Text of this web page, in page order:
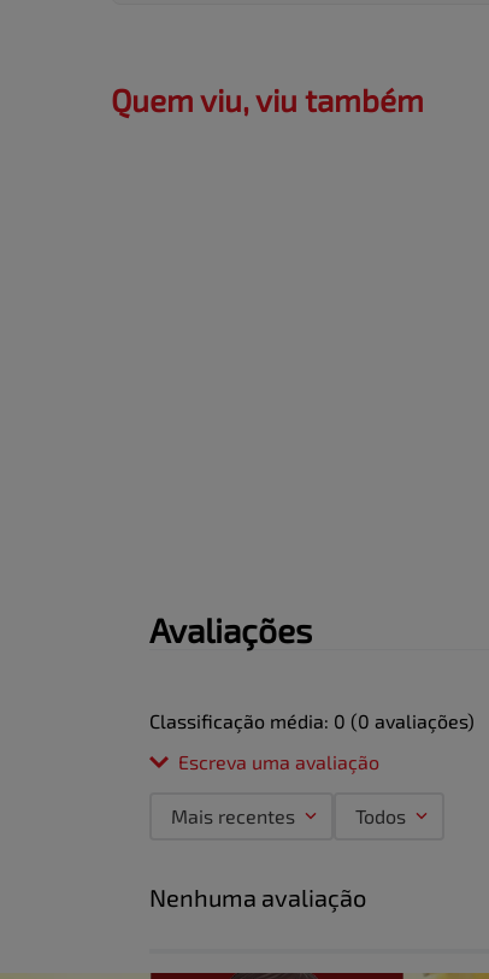
Quem viu, viu também
Avaliações
Classificação média: 0 (0 avaliações)
Escreva uma avaliação
Título
Mais recentes Todos
Nenhuma avaliação